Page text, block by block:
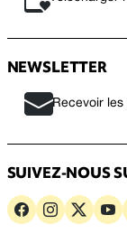
NEWSLETTER
Recevoir les
SUIVEZ-NOUS